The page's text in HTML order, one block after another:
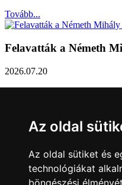
Az oldal
Az oldal sütiket és
technológiákat
böngészési
Tovább...
Felavatták a Németh
2026.07.20
Közlemény a sárvári